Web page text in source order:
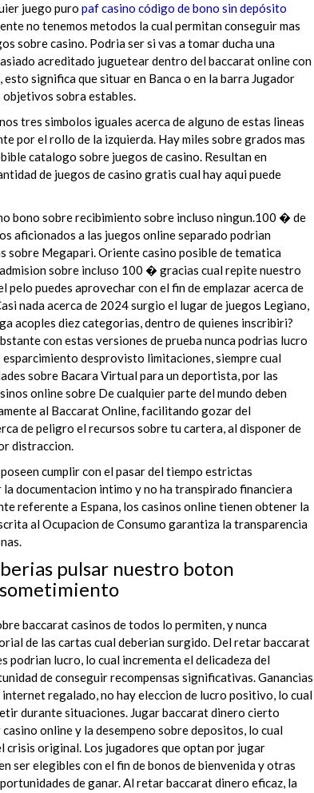
juego puro paf casino código de bono sin depósito
no tenemos metodos la cual permitan conseguir mas
sobre casino. Podria ser si vas a tomar ducha una
acreditado juguetear dentro del baccarat online con
significa que situar en Banca o en la barra Jugador
sobra estables.
tres simbolos iguales acerca de alguno de estas lineas
por el rollo de la izquierda. Hay miles sobre grados mas
catalogo sobre juegos de casino. Resultan en
de juegos de casino gratis cual hay aqui puede
bono sobre recibimiento sobre incluso ningun.100 � de
aficionados a las juegos online separado podrian
Megapari. Oriente casino posible de tematica
sobre incluso 100 � gracias cual repite nuestro
puedes aprovechar con el fin de emplazar acerca de
nada acerca de 2024 surgio el lugar de juegos Legiano,
acoples diez categorias, dentro de quienes inscribiri?
con estas versiones de prueba nunca podrias lucro
desprovisto limitaciones, siempre cual
sobre Bacara Virtual para un deportista, por las
online sobre De cualquier parte del mundo deben
al Baccarat Online, facilitando gozar del
de peligro el recursos sobre tu cartera, al disponer de
distraccion.
cumplir con el pasar del tiempo estrictas
documentacion intimo y no ha transpirado financiera
referente a Espana, los casinos online tienen obtener la
al Ocupacion de Consumo garantiza la transparencia
pulsar nuestro boton
baccarat casinos de todos lo permiten, y nunca
de las cartas cual deberian surgido. Del retar baccarat
podrian lucro, lo cual incrementa el delicadeza del
de conseguir recompensas significativas. Ganancias
regalado, no hay eleccion de lucro positivo, lo cual
durante situaciones. Jugar baccarat dinero cierto
online y la desempeno sobre depositos, lo cual
crisis original. Los jugadores que optan por jugar
ser elegibles con el fin de bonos de bienvenida y otras
de ganar. Al retar baccarat dinero eficaz, la